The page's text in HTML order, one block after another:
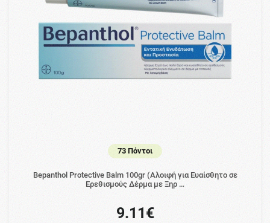
73 Πόντοι
Bepanthol Protective Balm 100gr (Αλοιφή για Ευαίσθητο σε
Ερεθισμούς Δέρμα με Ξηρ …
9.11€